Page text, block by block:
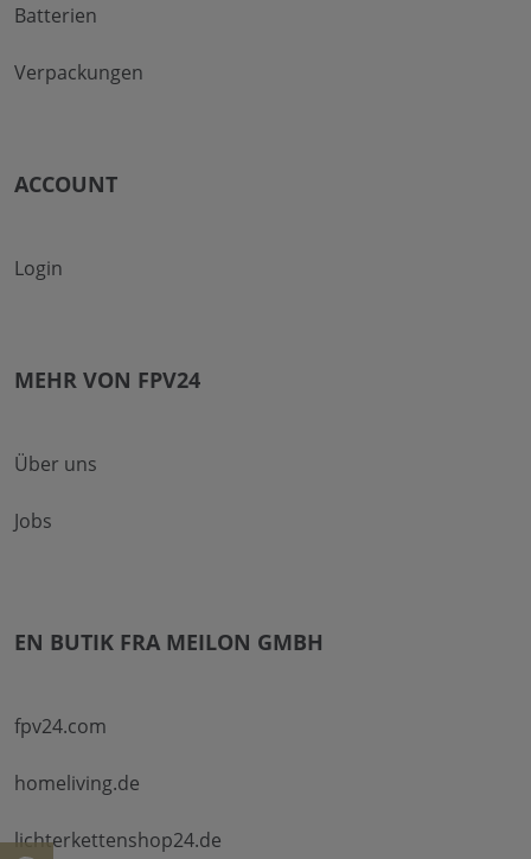
Batterien
Verpackungen
ACCOUNT
Login
MEHR VON FPV24
Über uns
Jobs
EN BUTIK FRA MEILON GMBH
fpv24.com
homeliving.de
lichterkettenshop24.de